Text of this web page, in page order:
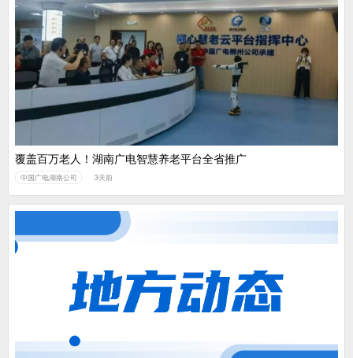
覆盖百万老人！湖南广电智慧养老平台全省推广
中国广电湖南公司 3天前